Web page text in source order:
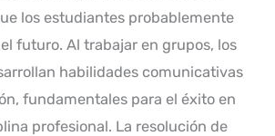
los estudiantes probablemente
futuro. Al trabajar en grupos, los
habilidades comunicativas
fundamentales para el éxito en
profesional. La resolución de